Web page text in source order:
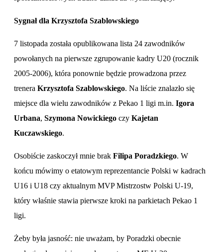
Sygnał dla Krzysztofa Szablowskiego
7 listopada została opublikowana lista 24 zawodników
powołanych na pierwsze zgrupowanie kadry U20 (rocznik
2005-2006), która ponownie będzie prowadzona przez
trenera Krzysztofa Szablowskiego. Na liście znalazło się
miejsce dla wielu zawodników z Pekao 1 ligi m.in. Igora
Urbana, Szymona Nowickiego czy Kajetan
Kuczawskiego.
Osobiście zaskoczył mnie brak Filipa Poradzkiego. W
końcu mówimy o etatowym reprezentancie Polski w kadrach
U16 i U18 czy aktualnym MVP Mistrzostw Polski U-19,
który właśnie stawia pierwsze kroki na parkietach Pekao 1
ligi.
Żeby była jasność: nie uważam, by Poradzki obecnie